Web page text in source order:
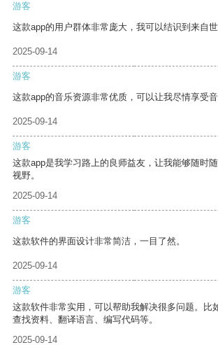
游客
这款app的用户群体非常庞大，我可以结识到来自世
2025-09-14
游客
这款app的音乐资源非常优质，可以让我尽情享受音
2025-09-14
游客
这款app是我学习路上的良师益友，让我能够随时
视野。
2025-09-14
游客
这款软件的界面设计非常简洁，一目了然。
2025-09-14
游客
这款软件非常实用，可以帮助我解决很多问题。比
查找资料、翻译语言、编写代码等。
2025-09-14